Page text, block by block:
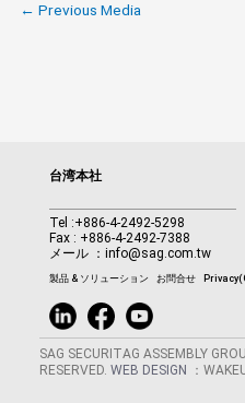
← Previous Media
台湾本社
Tel :+886-4-2492-5298
Fax : +886-4-2492-7388
メール ： info@sag.com.tw
製品 & ソリューション お問合せ
SAG SECURITAG ASSEMBLY
RESERVED. WEB DESIGN ：